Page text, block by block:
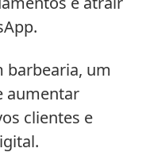
barbearia, um
aumentar
clientes e